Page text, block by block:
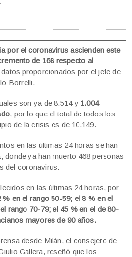
por el coronavirus ascienden este
de 168 respecto al
proporcionados por el jefe de
Borrelli.
son ya de 8.514 y 1.004
, por lo que el total de todos los
de la crisis es de 10.149.
en las últimas 24 horas se han
donde ya han muerto 468 personas
del coronavirus.
en las últimas 24 horas, por
% en el rango 50-59; el 8 % en el
rango 70-79; el 45 % en el de 80-
mayores de 90 años.
desde Milán, el consejero de
Gallera, reseñó que los